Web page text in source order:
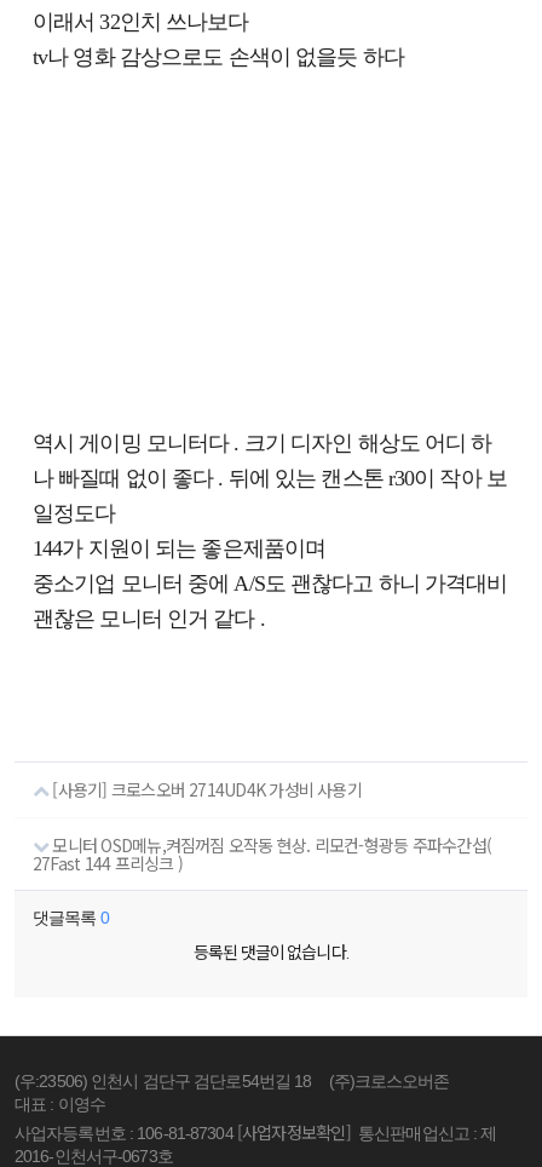
이래서 32인치 쓰나보다
tv나 영화 감상으로도 손색이 없을듯 하다
역시 게이밍 모니터다 . 크기 디자인 해상도 어디 하
나 빠질때 없이 좋다 . 뒤에 있는 캔스톤 r30이 작아 보
일정도다
144가 지원이 되는 좋은제품이며
중소기업 모니터 중에 A/S도 괜찮다고 하니 가격대비
괜찮은 모니터 인거 같다 .
[사용기] 크로스오버 2714UD4K 가성비 사용기
모니터 OSD메뉴,켜짐꺼짐 오작동 현상. 리모컨-형광등 주파수간섭(
27Fast 144 프리싱크 )
댓글목록 0
등록된 댓글이 없습니다.
(우:23506) 인천시 검단구 검단로54번길 18
(주)크로스오버존
대표 : 이영수
사업자등록번호 : 106-81-87304[사업자정보확인] 통신판매업신고 : 제
2016-인천서구-0673호